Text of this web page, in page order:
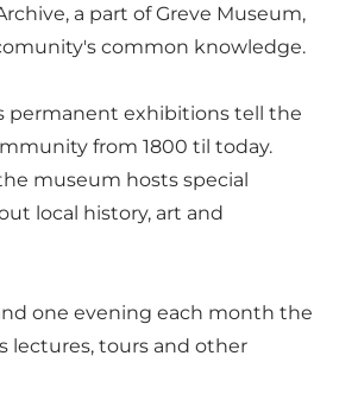
a part of Greve Museum,
common knowledge.
permanent exhibitions tell the
from 1800 til today.
museum hosts special
local history, art and
one evening each month the
lectures, tours and other